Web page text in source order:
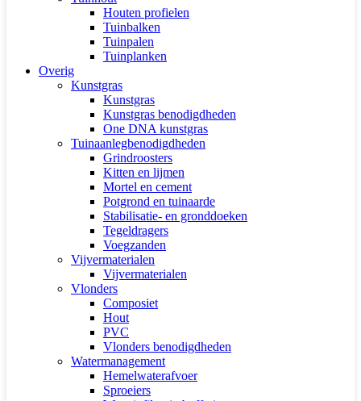
Houten profielen
Tuinbalken
Tuinpalen
Tuinplanken
Overig
Kunstgras
Kunstgras
Kunstgras benodigdheden
One DNA kunstgras
Tuinaanlegbenodigdheden
Grindroosters
Kitten en lijmen
Mortel en cement
Potgrond en tuinaarde
Stabilisatie- en gronddoeken
Tegeldragers
Voegzanden
Vijvermaterialen
Vijvermaterialen
Vlonders
Composiet
Hout
PVC
Vlonders benodigdheden
Watermanagement
Hemelwaterafvoer
Sproeiers